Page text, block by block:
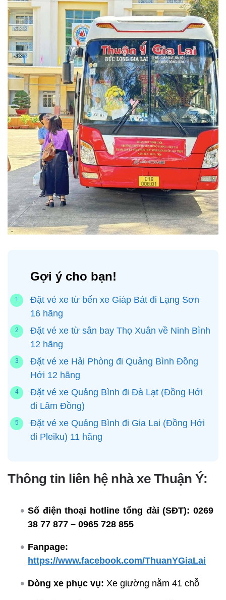
Gợi ý cho bạn!
Đặt vé xe từ bến xe Giáp Bát đi Lạng Sơn
16 hãng
Đặt vé xe từ sân bay Thọ Xuân về Ninh Bình
12 hãng
Đặt vé xe Hải Phòng đi Quảng Bình Đồng
Hới 12 hãng
Đặt vé xe Quảng Bình đi Đà Lạt (Đồng Hới
đi Lâm Đồng)
Đặt vé xe Quảng Bình đi Gia Lai (Đồng Hới
đi Pleiku) 11 hãng
Thông tin liên hệ nhà xe Thuận Ý:
Số điện thoại hotline tổng đài (SĐT): 0269
38 77 877 – 0965 728 855
Fanpage:
https://www.facebook.com/ThuanYGiaLai
Dòng xe phục vụ: Xe giường nằm 41 chỗ